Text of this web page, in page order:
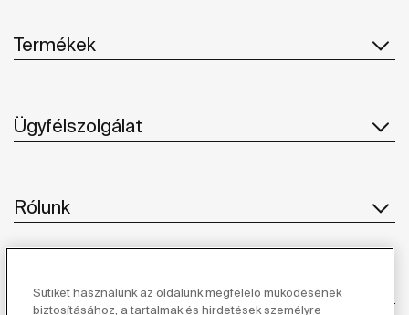
Termékek
Ügyfélszolgálat
Rólunk
Ihlet
Sütiket használunk az oldalunk megfelelő működésének
biztosításához, a tartalmak és hirdetések személyre